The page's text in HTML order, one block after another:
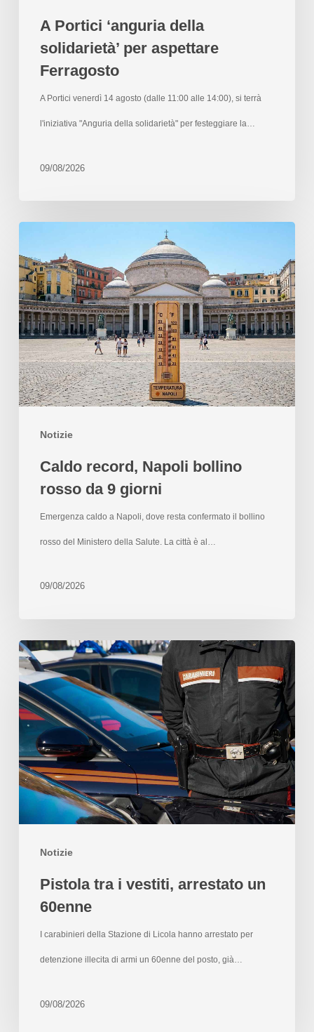
A Portici ‘anguria della
solidarietà’ per aspettare
Ferragosto
A Portici venerdì 14 agosto (dalle 11:00 alle 14:00), si terrà
l'iniziativa "Anguria della solidarietà" per festeggiare la…
09/08/2026
Notizie
Caldo record, Napoli bollino
rosso da 9 giorni
Emergenza caldo a Napoli, dove resta confermato il bollino
rosso del Ministero della Salute. La città è al…
09/08/2026
Notizie
Pistola tra i vestiti, arrestato un
60enne
I carabinieri della Stazione di Licola hanno arrestato per
detenzione illecita di armi un 60enne del posto, già…
09/08/2026